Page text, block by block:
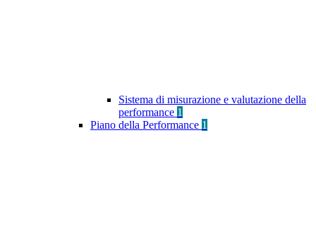
Sistema di misurazione e valutazione della
performance 1
Piano della Performance 1